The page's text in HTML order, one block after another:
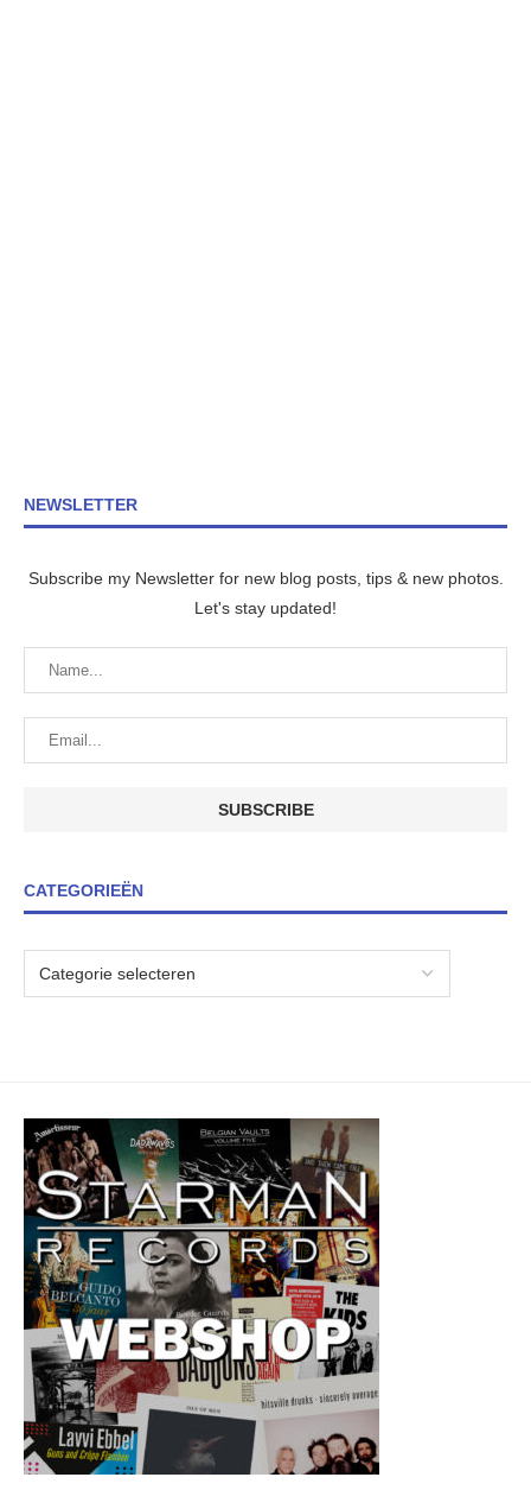
NEWSLETTER
Subscribe my Newsletter for new blog posts, tips & new photos.
Let's stay updated!
CATEGORIEËN